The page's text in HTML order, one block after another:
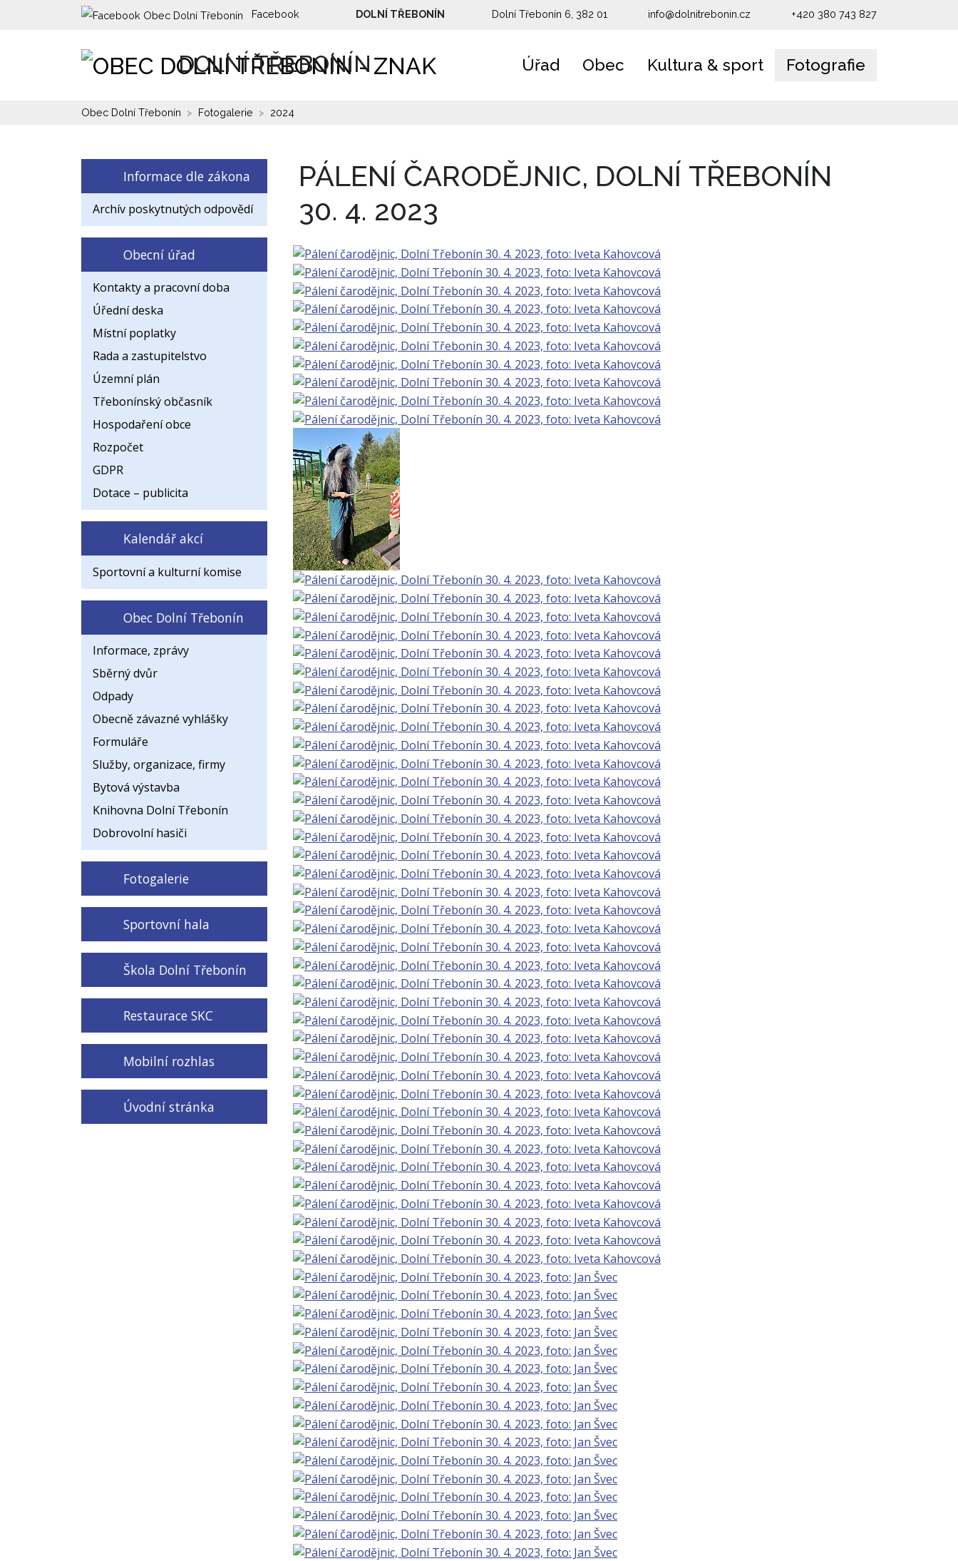
Facebook DOLNÍ TŘEBONÍN Dolní Třebonín 6, 382 01 info@dolnitrebonin.cz +420 380 743 827
DOLNÍ TŘEBONÍN Úřad Obec Kultura & sport Fotografie
Obec Dolní Třebonín Fotogalerie 2024
Informace dle zákona
Archív poskytnutých odpovědí
Obecní úřad
Kontakty a pracovní doba
Úřední deska
Místní poplatky
Rada a zastupitelstvo
Územní plán
Třebonínský občasník
Hospodaření obce
Rozpočet
GDPR
Dotace – publicita
Kalendář akcí
Sportovní a kulturní komise
Obec Dolní Třebonín
Informace, zprávy
Sběrný dvůr
Odpady
Obecně závazné vyhlášky
Formuláře
Služby, organizace, firmy
Bytová výstavba
Knihovna Dolní Třebonín
Dobrovolní hasiči
Fotogalerie
Sportovní hala
Škola Dolní Třebonín
Restaurace SKC
Mobilní rozhlas
Úvodní stránka
PÁLENÍ ČARODĚJNIC, DOLNÍ TŘEBONÍN
30. 4. 2023